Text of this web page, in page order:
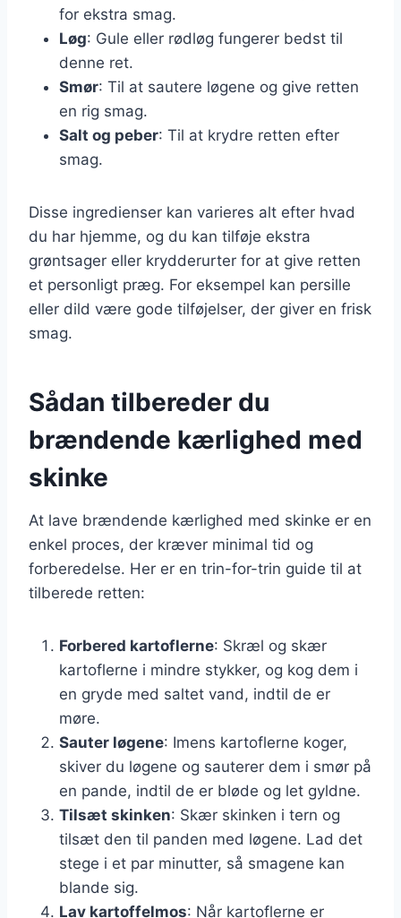
for ekstra smag.
Løg: Gule eller rødløg fungerer bedst til
denne ret.
Smør: Til at sautere løgene og give retten
en rig smag.
Salt og peber: Til at krydre retten efter
smag.
Disse ingredienser kan varieres alt efter hvad
du har hjemme, og du kan tilføje ekstra
grøntsager eller krydderurter for at give retten
et personligt præg. For eksempel kan persille
eller dild være gode tilføjelser, der giver en frisk
smag.
Sådan tilbereder du
brændende kærlighed med
skinke
At lave brændende kærlighed med skinke er en
enkel proces, der kræver minimal tid og
forberedelse. Her er en trin-for-trin guide til at
tilberede retten:
Forbered kartoflerne: Skræl og skær
kartoflerne i mindre stykker, og kog dem i
en gryde med saltet vand, indtil de er
møre.
Sauter løgene: Imens kartoflerne koger,
skiver du løgene og sauterer dem i smør på
en pande, indtil de er bløde og let gyldne.
Tilsæt skinken: Skær skinken i tern og
tilsæt den til panden med løgene. Lad det
stege i et par minutter, så smagene kan
blande sig.
Lav kartoffelmos: Når kartoflerne er